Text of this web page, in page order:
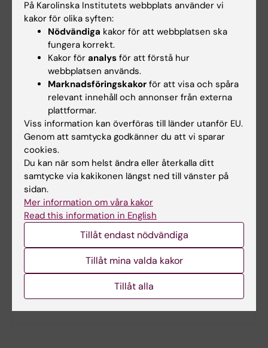
hälsa(KBH - K6)
– Det är ett stort nöje att bjuda in alla
institutioner på KI Campus Nord till denna
heldagskonferens, och jag ser verkligen fram
emot att välkomna er alla!, sägerCarl Johan
Sundberg, vicerektor för KI Campus Nord.
Innehållsgranskare:
Charlotte Rossland
Redaktör:Marie Lind
Sidan uppdaterad:2026-07-01
Dela
På Karolinska Institutets webbplats använder vi
kakor för olika syften:
Nödvändiga kakor för att webbplatsen ska
fungera korrekt.
Kakor för analys för att förstå hur
webbplatsen används.
Marknadsföringskakor för att visa och spåra
relevant innehåll och annonser från externa
plattformar.
Viss information kan överföras till länder utanför EU.
Genom att samtycka godkänner du att vi sparar
cookies.
Du kan när som helst ändra eller återkalla ditt
samtycke via kakikonen längst ned till vänster på
sidan.
Mer information om våra kakor
Read this information in English
Tillåt endast nödvändiga
Tillåt mina valda kakor
Tillåt alla